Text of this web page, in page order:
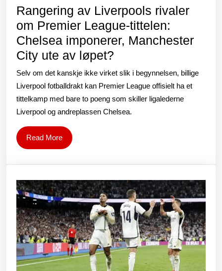
Rangering av Liverpools rivaler
om Premier League-tittelen:
Chelsea imponerer, Manchester
City ute av løpet?
av
Liverpools
rivaler
om
imponerer,
Manchester
City
ute
av
løpet?
Selv om det kanskje ikke virket slik i begynnelsen, billige
Liverpool fotballdrakt kan Premier League offisielt ha et
tittelkamp med bare to poeng som skiller ligalederne
Liverpool og andreplassen Chelsea.
Read MoreRead
More